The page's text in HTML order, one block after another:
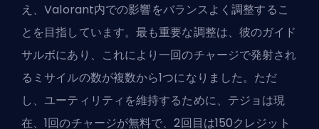
え、Valorant内での影響をバランスよく調整するこ
とを目指しています。最も重要な調整は、 彼のガイド
サルボにあり、これにより一回のチャージで発射され
るミサイルの数が複数から1つになりました。ただ
し、ユーティリティを維持するために、テジョは現
在、1回のチャージが無料で、2回目は150クレジット